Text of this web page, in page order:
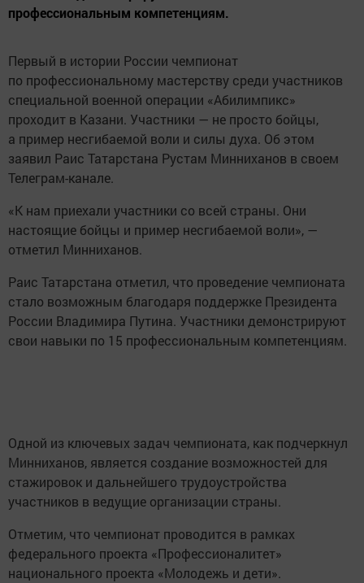
профессиональным компетенциям.
Первый в истории России чемпионат
по профессиональному мастерству среди участников
специальной военной операции «Абилимпикс»
проходит в Казани. Участники — не просто бойцы,
а пример несгибаемой воли и силы духа. Об этом
заявил Раис Татарстана Рустам Минниханов в своем
Телеграм-канале.
«К нам приехали участники со всей страны. Они
настоящие бойцы и пример несгибаемой воли», —
отметил Минниханов.
Раис Татарстана отметил, что проведение чемпионата
стало возможным благодаря поддержке Президента
России Владимира Путина. Участники демонстрируют
свои навыки по 15 профессиональным компетенциям.
Одной из ключевых задач чемпионата, как подчеркнул
Минниханов, является создание возможностей для
стажировок и дальнейшего трудоустройства
участников в ведущие организации страны.
Отметим, что чемпионат проводится в рамках
федерального проекта «Профессионалитет»
национального проекта «Молодежь и дети».